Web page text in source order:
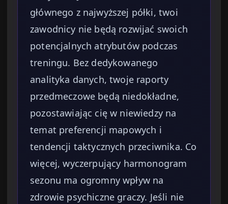
głównego z najwyższej półki, twoi
zawodnicy nie będą rozwijać swoich
potencjalnych atrybutów podczas
treningu. Bez dedykowanego
analityka danych, twoje raporty
przedmeczowe będą niedokładne,
pozostawiając cię w niewiedzy na
temat preferencji mapowych i
tendencji taktycznych przeciwnika. Co
więcej, wyczerpujący harmonogram
sezonu ma ogromny wpływ na
zdrowie psychiczne graczy. Jeśli nie